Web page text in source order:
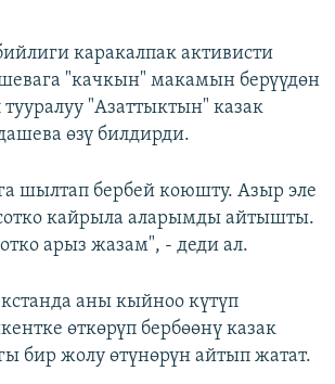
каракалпак активисти
"качкын" макамын берүүдөн
"Азаттыктын" казак
өзү билдирди.
шылтап бербей коюшту. Азыр эле
кайрыла аларымды айтышты.
арыз жазам", - деди ал.
аны кыйноо күтүп
өткөрүп бербөөнү казак
бир жолу өтүнөрүн айтып жатат.